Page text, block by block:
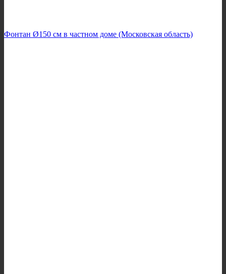
Фонтан Ø150 см в частном доме (Московская область)